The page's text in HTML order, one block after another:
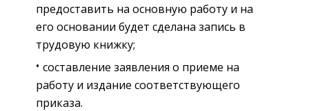
предоставить на основную работу и на
его основании будет сделана запись в
трудовую книжку;
составление заявления о приеме на
работу и издание соответствующего
приказа.